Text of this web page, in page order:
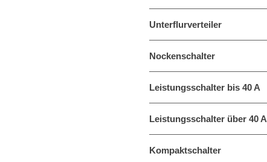
Unterflurverteiler
Nockenschalter
Leistungsschalter bis 40 A
Leistungsschalter über 40 A
Kompaktschalter